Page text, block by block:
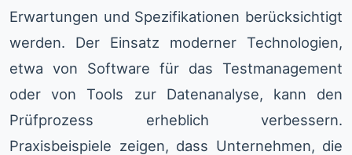
Erwartungen und Spezifikationen berücksichtigt
werden. Der Einsatz moderner Technologien,
etwa von Software für das Testmanagement
oder von Tools zur Datenanalyse, kann den
Prüfprozess erheblich verbessern.
Praxisbeispiele zeigen, dass Unternehmen, die